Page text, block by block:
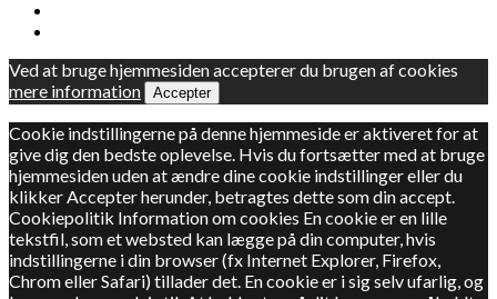
Ved at bruge hjemmesiden accepterer du brugen af cookies
mere information
Accepter
Cookie indstillingerne på denne hjemmeside er aktiveret for at
give dig den bedste oplevelse. Hvis du fortsætter med at bruge
hjemmesiden uden at ændre dine cookie indstillinger eller du
klikker Accepter herunder, betragtes dette som din accept.
Cookiepolitik Information om cookies En cookie er en lille
tekstfil, som et websted kan lægge på din computer, hvis
indstillingerne i din browser (fx Internet Explorer, Firefox,
Chrom eller Safari) tillader det. En cookie er i sig selv ufarlig, og